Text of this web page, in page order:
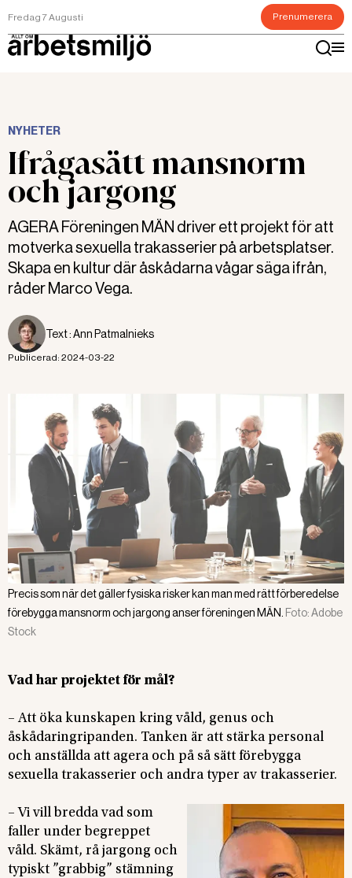
Fredag 7 Augusti Prenumerera
NYHETER
Ifrågasätt mansnorm
och jargong
AGERA Föreningen MÄN driver ett projekt för att
motverka sexuella trakasserier på arbetsplatser.
Skapa en kultur där åskådarna vågar säga ifrån,
råder Marco Vega.
Text :Ann Patmalnieks
Publicerad: 2024-03-22
Precis som när det gäller fysiska risker kan man med rätt förberedelse
förebygga mansnorm och jargong anser föreningen MÄN. Foto:Adobe
Stock
Vad har projektet för mål?
– Att öka kunskapen kring våld, genus och
åskådaringripanden. Tanken är att stärka personal
och anställda att agera och på så sätt förebygga
sexuella trakasserier och andra typer av trakasserier.
– Vi vill bredda vad som
faller under begreppet
våld. Skämt, rå jargong och
typiskt ”grabbig” stämning